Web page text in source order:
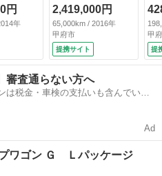
９イン
／フリ
ニター
ライド
ト 合皮
レコーダ
ＴＣ／
Ｓ／横
ワンセ
（検
円
年
ト・ホンダセンシン
グ 新品タイヤ／保
証書／純正 ＳＤナ
ビ／フリップダウン
モニター／両側電動
スライドドア／シー
トヒーター／シー
ト ハーフレザー／
止装置 （検9.7）
2,419,000円
65,000km / 2016年
甲府市
提携サイト
甲
提
審査通らない方へ
は税金・車検の支払いも含んでいる
Ad
ワゴン Ｇ Ｌパッケージ